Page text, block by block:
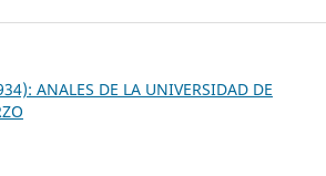
ANALES DE LA UNIVERSIDAD DE